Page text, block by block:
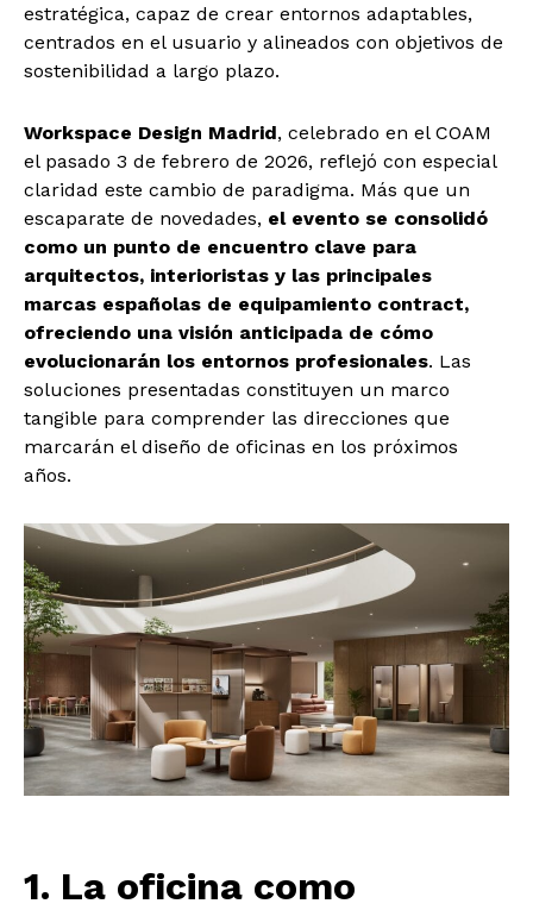
estratégica, capaz de crear entornos adaptables,
centrados en el usuario y alineados con objetivos de
sostenibilidad a largo plazo.
Workspace Design Madrid, celebrado en el COAM
el pasado 3 de febrero de 2026, reflejó con especial
claridad este cambio de paradigma. Más que un
escaparate de novedades, el evento se consolidó
como un punto de encuentro clave para
arquitectos, interioristas y las principales
marcas españolas de equipamiento contract,
ofreciendo una visión anticipada de cómo
evolucionarán los entornos profesionales. Las
soluciones presentadas constituyen un marco
tangible para comprender las direcciones que
marcarán el diseño de oficinas en los próximos
años.
1. La oficina como